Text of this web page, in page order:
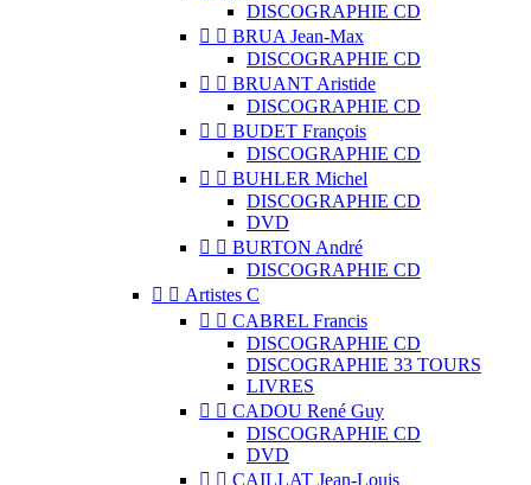
DISCOGRAPHIE CD
  BRUA Jean-Max
DISCOGRAPHIE CD
  BRUANT Aristide
DISCOGRAPHIE CD
  BUDET François
DISCOGRAPHIE CD
  BUHLER Michel
DISCOGRAPHIE CD
DVD
  BURTON André
DISCOGRAPHIE CD
  Artistes C
  CABREL Francis
DISCOGRAPHIE CD
DISCOGRAPHIE 33 TOURS
LIVRES
  CADOU René Guy
DISCOGRAPHIE CD
DVD
  CAILLAT Jean-Louis